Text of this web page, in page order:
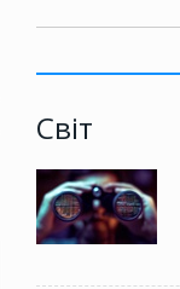
Світ